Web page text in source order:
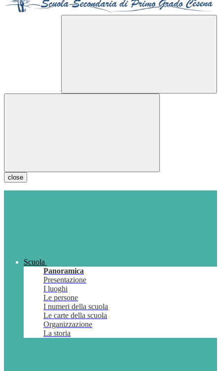
close
Scuola
Panoramica
Presentazione
I luoghi
Le persone
I numeri della scuola
Le carte della scuola
Organizzazione
La storia